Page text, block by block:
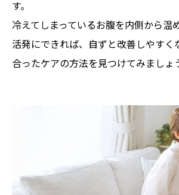
す。
冷えてしまっているお腹を内側から温
活発にできれば、自ずと改善しやすく
合ったケアの方法を見つけてみましょ